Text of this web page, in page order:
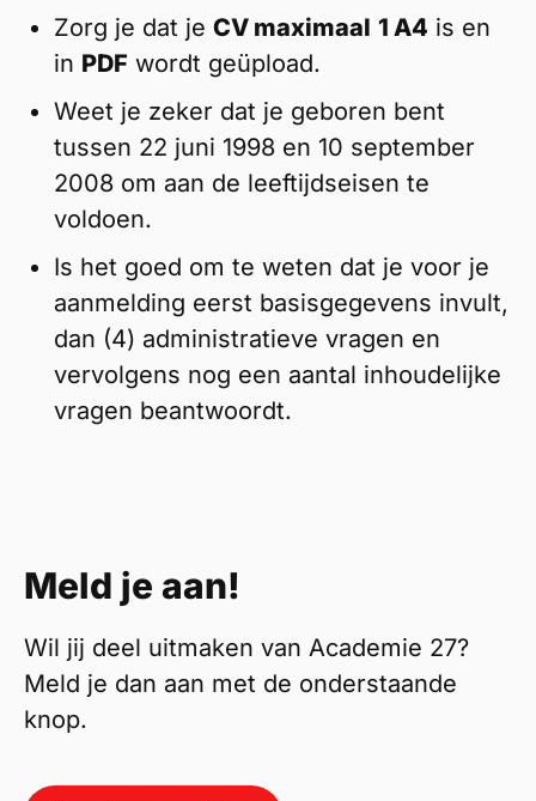
Zorg je dat je CV maximaal 1 A4 is en
in PDF wordt geüpload.
Weet je zeker dat je geboren bent
tussen 22 juni 1998 en 10 september
2008 om aan de leeftijdseisen te
voldoen.
Is het goed om te weten dat je voor je
aanmelding eerst basisgegevens invult,
dan (4) administratieve vragen en
vervolgens nog een aantal inhoudelijke
vragen beantwoordt.
Meld je aan!
Wil jij deel uitmaken van Academie 27?
Meld je dan aan met de onderstaande
knop.